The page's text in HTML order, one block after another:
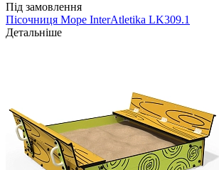
Під замовлення
Пісочниця Море InterAtletika LK309.1
Детальніше